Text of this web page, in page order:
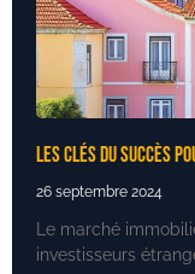
Les clés du succès
26 septembre 2024
Le marché
investisseurs